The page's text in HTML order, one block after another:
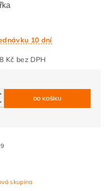
10 dní
2 114,88 Kč bez DPH
skupina